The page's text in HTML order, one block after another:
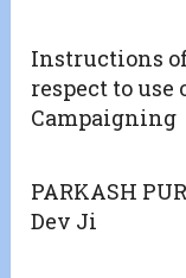
Instructions
respect to
Campaigning
PARKASH
Dev Ji